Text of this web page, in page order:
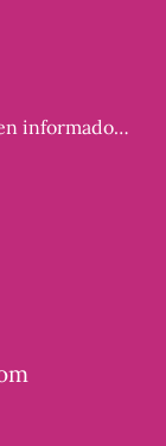
informado…